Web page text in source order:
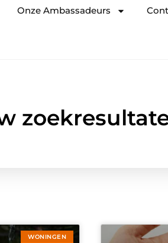
Onze Ambassadeurs
WONINGEN